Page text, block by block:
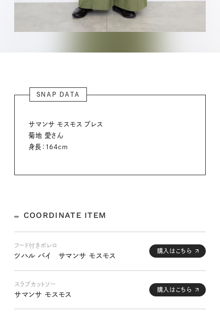
SNAP DATA
サマンサ モスモス プレス
菊地 愛さん
身長：164cm
COORDINATE ITEM
フード付きボレロ
ツハル バイ サマンサ モスモス
購入はこちら
スラブカットソー
サマンサ モスモス
購入はこちら